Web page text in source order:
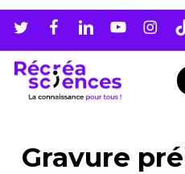
Skip
main
content
Gravure